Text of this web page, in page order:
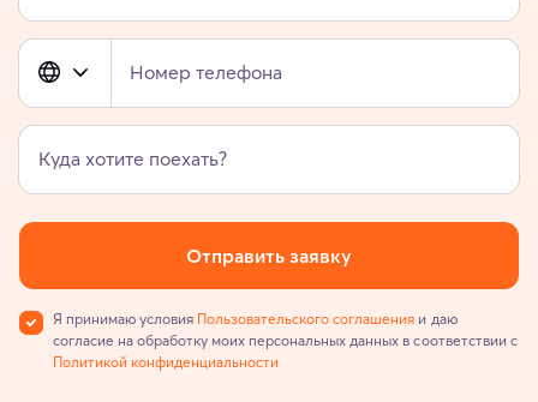
Номер телефона
Куда хотите поехать?
Отправить заявку
Я принимаю условия Пользовательского соглашения и даю
согласие на обработку моих персональных данных в соответствии с
Политикой конфиденциальности